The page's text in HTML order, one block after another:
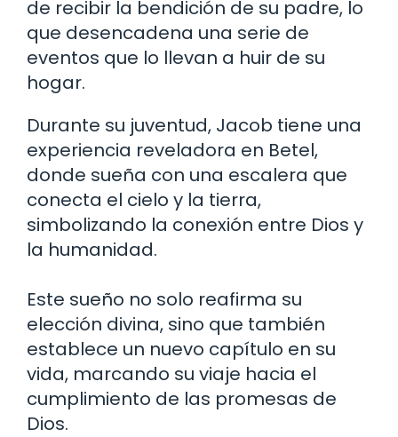
de recibir la bendición de su padre, lo
que desencadena una serie de
eventos que lo llevan a huir de su
hogar.
Durante su juventud, Jacob tiene una
experiencia reveladora en Betel,
donde sueña con una escalera que
conecta el cielo y la tierra,
simbolizando la conexión entre Dios y
la humanidad.
Este sueño no solo reafirma su
elección divina, sino que también
establece un nuevo capítulo en su
vida, marcando su viaje hacia el
cumplimiento de las promesas de
Dios.